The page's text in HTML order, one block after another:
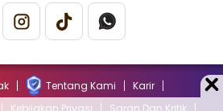
Tentang Kami
Karir
Kebijakan Privasi Saran Dan Kritik